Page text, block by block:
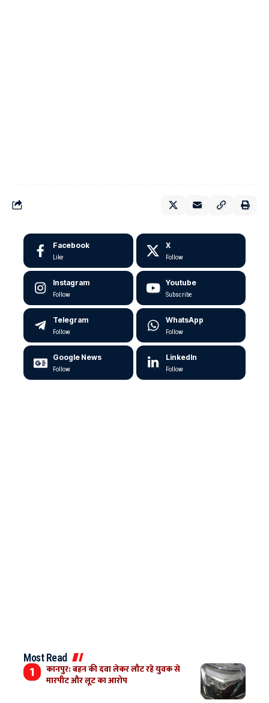
Facebook
Like
X
Follow
Instagram
Follow
Youtube
Subscribe
Telegram
Follow
WhatsApp
Follow
Google News
Follow
LinkedIn
Follow
Most Read
कानपुर: बहन की दवा लेकर लौट रहे युवक से
मारपीट और लूट का आरोप